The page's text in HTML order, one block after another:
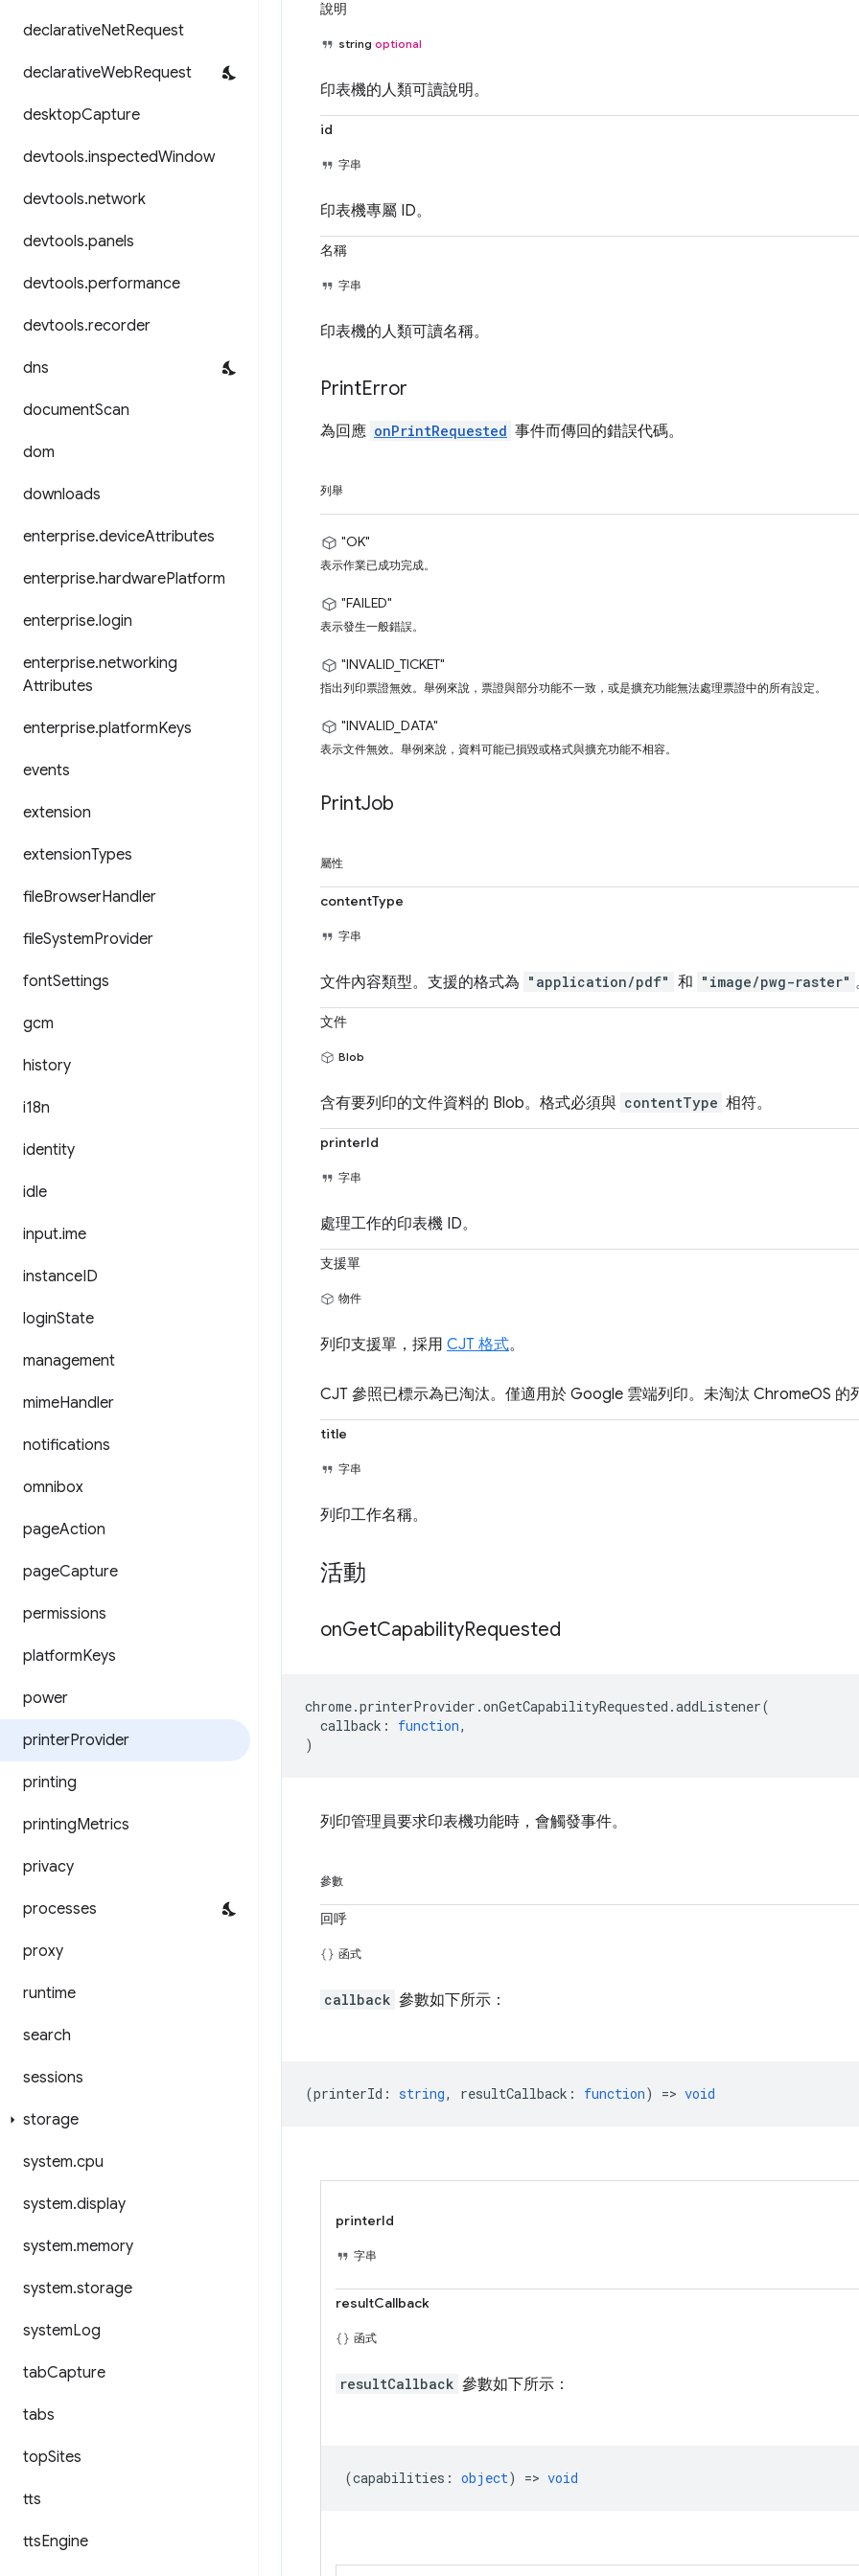
declarativeNetRequest
declarativeWebRequest
desktopCapture
devtools.inspectedWindow
devtools.network
devtools.panels
devtools.performance
devtools.recorder
dns
documentScan
dom
downloads
enterprise.deviceAttributes
enterprise.hardwarePlatform
enterprise.login
enterprise.networking
Attributes
enterprise.platformKeys
events
extension
extensionTypes
fileBrowserHandler
fileSystemProvider
fontSettings
gcm
history
i18n
identity
idle
input.ime
instanceID
loginState
management
mimeHandler
notifications
omnibox
pageAction
pageCapture
permissions
platformKeys
power
printerProvider
printing
printingMetrics
privacy
processes
proxy
runtime
search
sessions
storage
system.cpu
system.display
system.memory
system.storage
systemLog
tabCapture
tabs
topSites
tts
ttsEngine
說明
string optional
印表機的人類可讀說明。
id
字串
印表機專屬 ID。
名稱
字串
印表機的人類可讀名稱。
PrintError
為回應 onPrintRequested 事件而傳回的錯誤代碼。
列舉
"OK"
表示作業已成功完成。
"FAILED"
表示發生一般錯誤。
"INVALID_TICKET"
指出列印票證無效。舉例來說，票證與部分功能不一致，或是擴充功能無法處理票證中的所有設定。
"INVALID_DATA"
表示文件無效。舉例來說，資料可能已損毀或格式與擴充功能不相容。
PrintJob
屬性
contentType
字串
文件內容類型。支援的格式為 "application/pdf" 和 "image/pwg-raster"
文件
Blob
含有要列印的文件資料的 Blob。格式必須與 contentType 相符。
printerId
字串
處理工作的印表機 ID。
支援單
物件
列印支援單，採用 CJT 格式。
CJT 參照已標示為已淘汰。僅適用於 Google 雲端列印。未淘汰 ChromeOS 的
title
字串
列印工作名稱。
活動
onGetCapabilityRequested
chrome.printerProvider .onGetCapabilityRequested .addListener(
callback : function,
)
列印管理員要求印表機功能時，會觸發事件。
參數
回呼
函式
callback 參數如下所示：
(printerId : string, resultCallback : function) => void
printerId
字串
resultCallback
函式
resultCallback 參數如下所示：
(capabilities : object) => void